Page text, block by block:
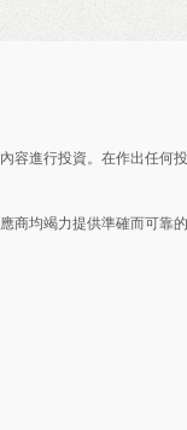
容進行投資。在作出任何
商均竭力提供準確而可靠